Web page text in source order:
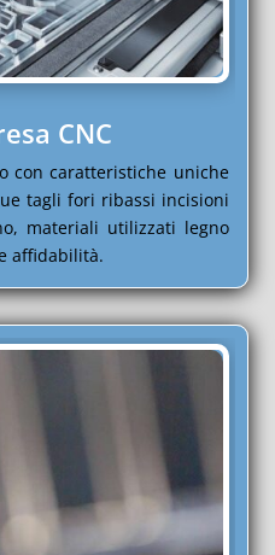
CNC
con caratteristiche uniche
tagli fori ribassi incisioni
materiali utilizzati legno
affidabilità.